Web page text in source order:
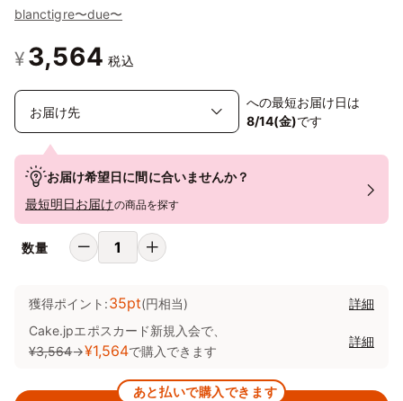
blanctigre〜due〜
¥ 3,564 税込
への最短お届け日は
8/14(金)です
お届け希望日に間に合いませんか？
最短明日お届けの商品を探す
数量
獲得ポイント:35pt(円相当)
詳細
Cake.jpエポスカード新規入会で、
¥3,564→¥1,564で購入できます
詳細
あと払いで購入できます